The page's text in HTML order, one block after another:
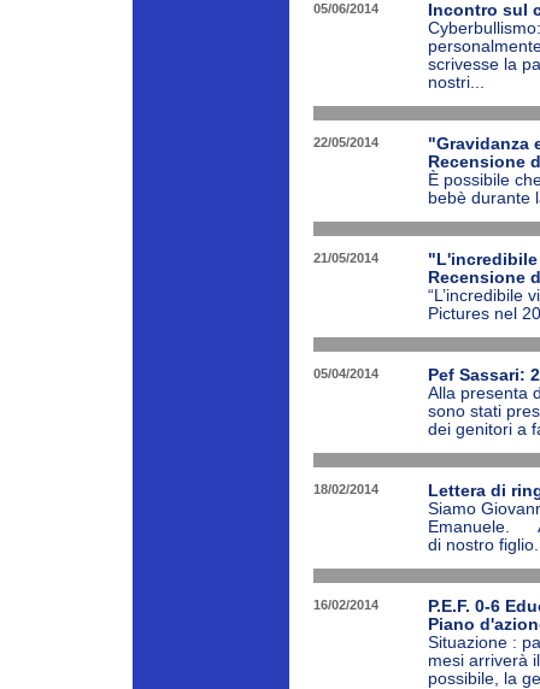
05/06/2014
Incontro sul
scrivesse la
nostri...
22/05/2014
"Gravidanza
Recensione
È possibile
bebè durante
21/05/2014
Recensione
“L’incredibile
Pictures nel
05/04/2014
Pef Sassari:
Alla presenta
sono stati
dei genitori a
18/02/2014
Lettera di
Siamo
Emanuele.
di nostro
16/02/2014
P.E.F. 0-6
Piano
Situazione :
mesi arriverà
possibile, la